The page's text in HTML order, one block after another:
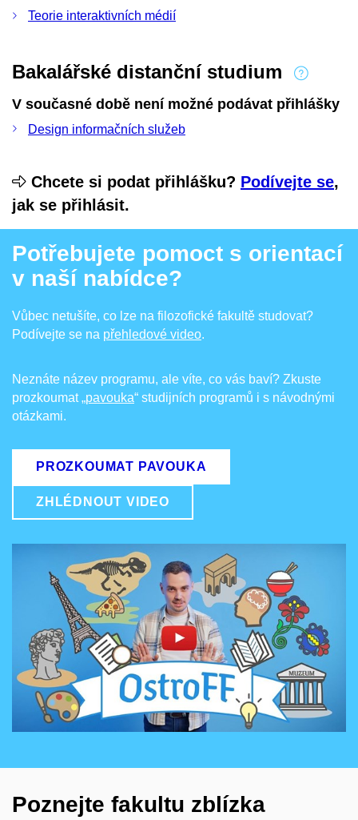
Teorie interaktivních médií
Bakalářské distanční studium
V současné době není možné podávat přihlášky
Design informačních služeb
Chcete si podat přihlášku? Podívejte se,
jak se přihlásit.
Potřebujete pomoct s orientací
v naší nabídce?
Vůbec netušíte, co lze na filozofické fakultě studovat?
Podívejte se na přehledové video.
Neznáte název programu, ale víte, co vás baví? Zkuste
prozkoumat„pavouka“ studijních programů i s návodnými
otázkami.
PROZKOUMAT PAVOUKA
ZHLÉDNOUT VIDEO
Povolit cookies a přehrát
Otevřít na youtube.com
Poznejte fakultu zblízka